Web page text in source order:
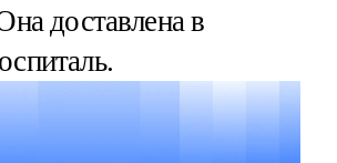
доставлена в